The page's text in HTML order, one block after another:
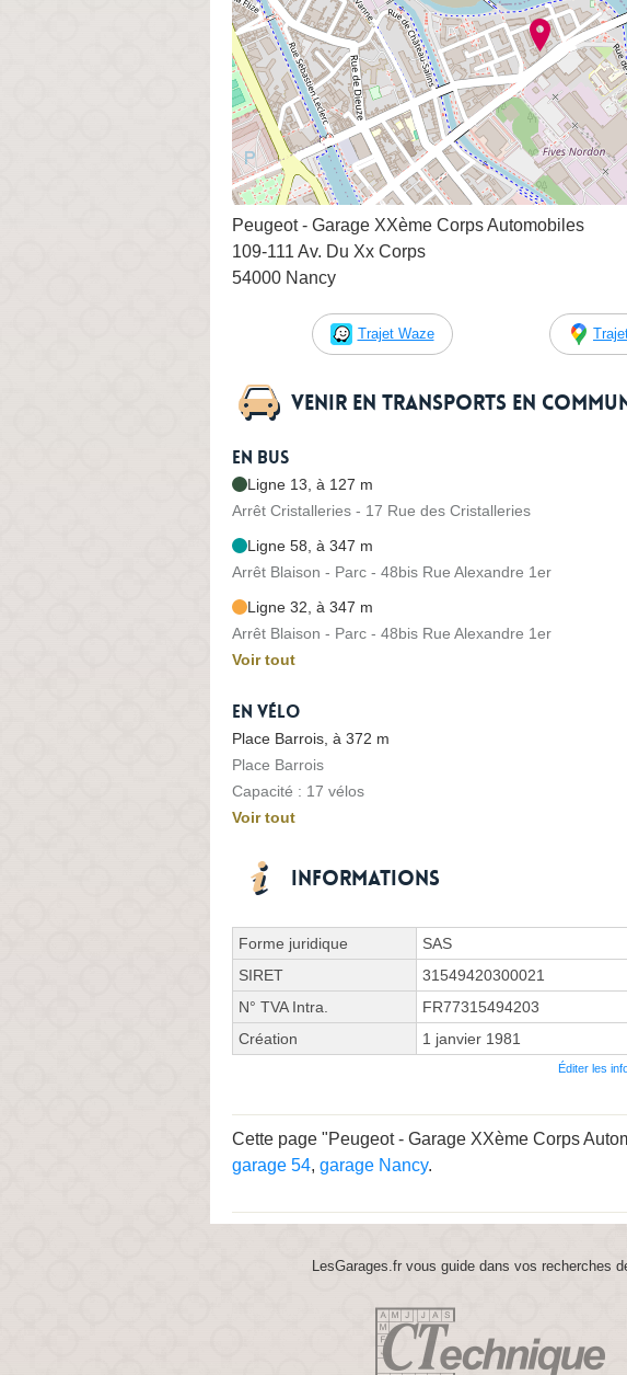
Peugeot - Garage XXème Corps Automobiles
109-111 Av. Du Xx Corps
54000 Nancy
Trajet Waze
Venir en transports en
En bus
Ligne 13, à 127 m
Arrêt Cristalleries - 17 Rue des Cristalleries
Ligne 58, à 347 m
Arrêt Blaison - Parc - 48bis Rue Alexandre 1er
Ligne 32, à 347 m
Arrêt Blaison - Parc - 48bis Rue Alexandre 1er
Voir tout
En vélo
Place Barrois, à 372 m
Place Barrois
Capacité : 17 vélos
Voir tout
Informations
Forme juridique
SAS
SIRET
31549420300021
N° TVA Intra.
FR77315494203
Création
1 janvier 1981
Éditer les
Cette page "Peugeot - Garage XXème Corps
garage 54, garage Nancy.
LesGarages.fr vous guide dans vos recherches